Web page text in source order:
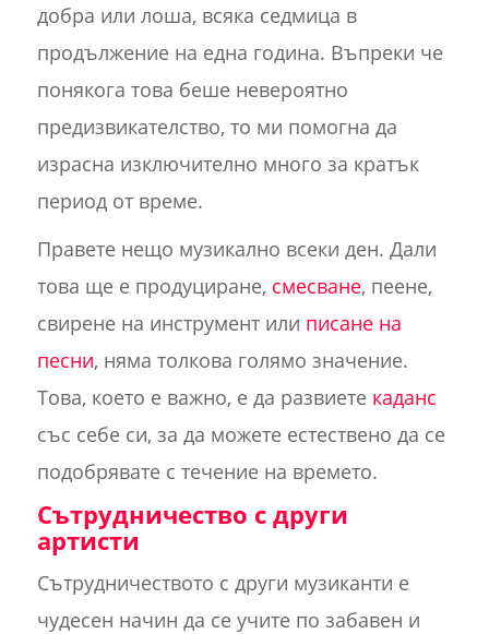
добра или лоша, всяка седмица в
продължение на една година. Въпреки че
понякога това беше невероятно
предизвикателство, то ми помогна да
израсна изключително много за кратък
период от време.
Правете нещо музикално всеки ден. Дали
това ще е продуциране, смесване, пеене,
свирене на инструмент или писане на
песни, няма толкова голямо значение.
Това, което е важно, е да развиете каданс
със себе си, за да можете естествено да се
подобрявате с течение на времето.
Сътрудничество с други
артисти
Сътрудничеството с други музиканти е
чудесен начин да се учите по забавен и